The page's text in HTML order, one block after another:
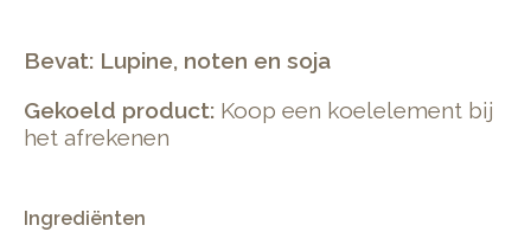
Bevat: Lupine, noten en soja
Gekoeld product: Koop een koelelement bij
het afrekenen
Ingrediënten